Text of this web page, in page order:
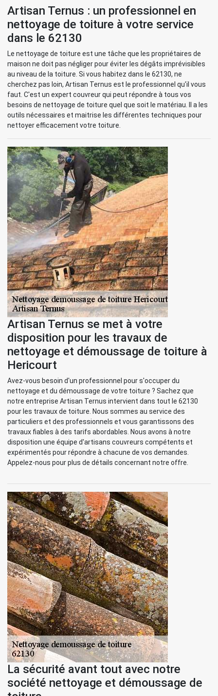
Artisan Ternus : un professionnel en
nettoyage de toiture à votre service
dans le 62130
Le nettoyage de toiture est une tâche que les propriétaires de
maison ne doit pas négliger pour éviter les dégâts imprévisibles
au niveau de la toiture. Si vous habitez dans le 62130, ne
cherchez pas loin, Artisan Ternus est le professionnel qu'il vous
faut. C'est un expert couvreur qui peut répondre à tous vos
besoins de nettoyage de toiture quel que soit le matériau. Il a les
outils nécessaires et maitrise les différentes techniques pour
nettoyer efficacement votre toiture.
Artisan Ternus se met à votre
disposition pour les travaux de
nettoyage et démoussage de toiture à
Hericourt
Avez-vous besoin d'un professionnel pour s'occuper du
nettoyage et du démoussage de votre toiture ? Sachez que
notre entreprise Artisan Ternus intervient dans tout le 62130
pour les travaux de toiture. Nous sommes au service des
particuliers et des professionnels et vous garantissons des
travaux fiables à des tarifs abordables. Nous avons à notre
disposition une équipe d'artisans couvreurs compétents et
expérimentés pour répondre à chacune de vos demandes.
Appelez-nous pour plus de détails concernant notre offre.
La sécurité avant tout avec notre
société nettoyage et démoussage de